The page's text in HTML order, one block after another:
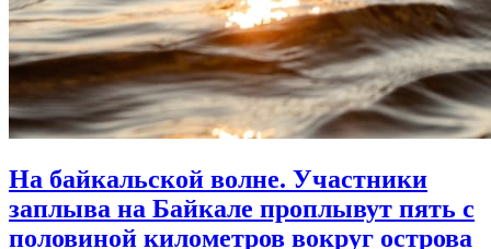
На байкальской волне. Участники
заплыва на Байкале проплывут пять с
половиной километров вокруг острова